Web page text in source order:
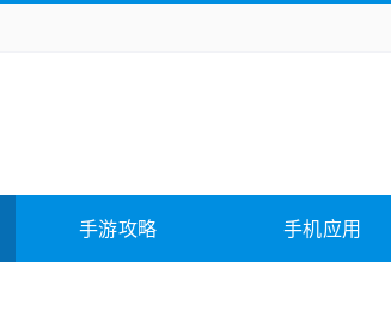
安全相关 应用软件 影音软件
综合其它
手游攻略 手机应用